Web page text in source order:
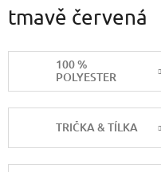
tmavě červená
100 %
POLYESTER
TRIČKA & TÍLKA